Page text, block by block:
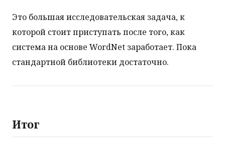
Это большая исследовательская задача, к
которой стоит приступать после того, как
система на основе WordNet заработает. Пока
стандартной библиотеки достаточно.
Итог